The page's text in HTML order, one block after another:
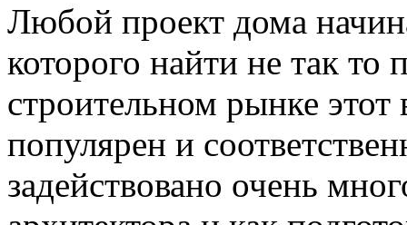
Любой проект дома
которого найти не так то
строительном рынке этот
популярен и
задействовано очень